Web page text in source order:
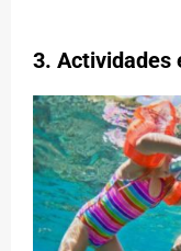
3. Actividades